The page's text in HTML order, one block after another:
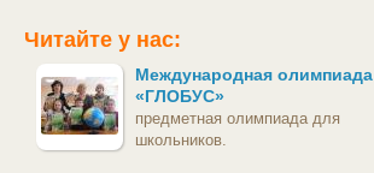
Читайте у нас:
Международная олимпиада
«ГЛОБУС»
предметная олимпиада для
школьников.